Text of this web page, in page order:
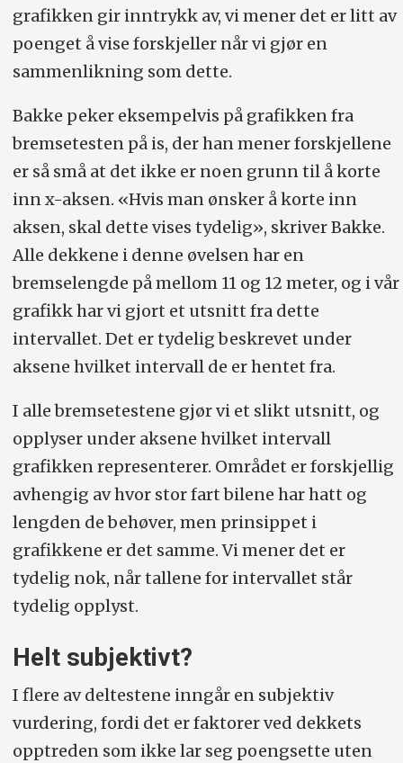
grafikken gir inntrykk av, vi mener det er litt av
poenget å vise forskjeller når vi gjør en
sammenlikning som dette.
Bakke peker eksempelvis på grafikken fra
bremsetesten på is, der han mener forskjellene
er så små at det ikke er noen grunn til å korte
inn x-aksen. «Hvis man ønsker å korte inn
aksen, skal dette vises tydelig», skriver Bakke.
Alle dekkene i denne øvelsen har en
bremselengde på mellom 11 og 12 meter, og i vår
grafikk har vi gjort et utsnitt fra dette
intervallet. Det er tydelig beskrevet under
aksene hvilket intervall de er hentet fra.
I alle bremsetestene gjør vi et slikt utsnitt, og
opplyser under aksene hvilket intervall
grafikken representerer. Området er forskjellig
avhengig av hvor stor fart bilene har hatt og
lengden de behøver, men prinsippet i
grafikkene er det samme. Vi mener det er
tydelig nok, når tallene for intervallet står
tydelig opplyst.
Helt subjektivt?
I flere av deltestene inngår en subjektiv
vurdering, fordi det er faktorer ved dekkets
opptreden som ikke lar seg poengsette uten